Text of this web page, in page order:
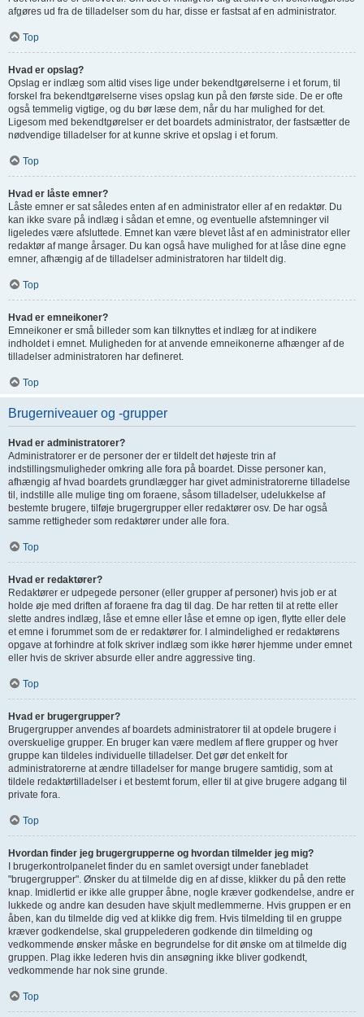
afgøres ud fra de tilladelser som du har, disse er fastsat af en administrator.
Top
Hvad er opslag?
Opslag er indlæg som altid vises lige under bekendtgørelserne i et forum, til
forskel fra bekendtgørelserne vises opslag kun på den første side. De er ofte
også temmelig vigtige, og du bør læse dem, når du har mulighed for det.
Ligesom med bekendtgørelser er det boardets administrator, der fastsætter de
nødvendige tilladelser for at kunne skrive et opslag i et forum.
Top
Hvad er låste emner?
Låste emner er sat således enten af en administrator eller af en redaktør. Du
kan ikke svare på indlæg i sådan et emne, og eventuelle afstemninger vil
ligeledes være afsluttede. Emnet kan være blevet låst af en administrator eller
redaktør af mange årsager. Du kan også have mulighed for at låse dine egne
emner, afhængig af de tilladelser administratoren har tildelt dig.
Top
Hvad er emneikoner?
Emneikoner er små billeder som kan tilknyttes et indlæg for at indikere
indholdet i emnet. Muligheden for at anvende emneikonerne afhænger af de
tilladelser administratoren har defineret.
Top
Brugerniveauer og -grupper
Hvad er administratorer?
Administratorer er de personer der er tildelt det højeste trin af
indstillingsmuligheder omkring alle fora på boardet. Disse personer kan,
afhængig af hvad boardets grundlægger har givet administratorerne tilladelse
til, indstille alle mulige ting om foraene, såsom tilladelser, udelukkelse af
bestemte brugere, tilføje brugergrupper eller redaktører osv. De har også
samme rettigheder som redaktører under alle fora.
Top
Hvad er redaktører?
Redaktører er udpegede personer (eller grupper af personer) hvis job er at
holde øje med driften af foraene fra dag til dag. De har retten til at rette eller
slette andres indlæg, låse et emne eller låse et emne op igen, flytte eller dele
et emne i forummet som de er redaktører for. I almindelighed er redaktørens
opgave at forhindre at folk skriver indlæg som ikke hører hjemme under emnet
eller hvis de skriver absurde eller andre aggressive ting.
Top
Hvad er brugergrupper?
Brugergrupper anvendes af boardets administratorer til at opdele brugere i
overskuelige grupper. En bruger kan være medlem af flere grupper og hver
gruppe kan tildeles individuelle tilladelser. Det gør det enkelt for
administratorerne at ændre tilladelser for mange brugere samtidig, som at
tildele redaktørtilladelser i et bestemt forum, eller til at give brugere adgang til
private fora.
Top
Hvordan finder jeg brugergrupperne og hvordan tilmelder jeg mig?
I brugerkontrolpanelet finder du en samlet oversigt under fanebladet
"brugergrupper". Ønsker du at tilmelde dig en af disse, klikker du på den rette
knap. Imidlertid er ikke alle grupper åbne, nogle kræver godkendelse, andre er
lukkede og andre kan desuden have skjult medlemmerne. Hvis gruppen er en
åben, kan du tilmelde dig ved at klikke dig frem. Hvis tilmelding til en gruppe
kræver godkendelse, skal gruppelederen godkende din tilmelding og
vedkommende ønsker måske en begrundelse for dit ønske om at tilmelde dig
gruppen. Plag ikke lederen hvis din ansøgning ikke bliver godkendt,
vedkommende har nok sine grunde.
Top